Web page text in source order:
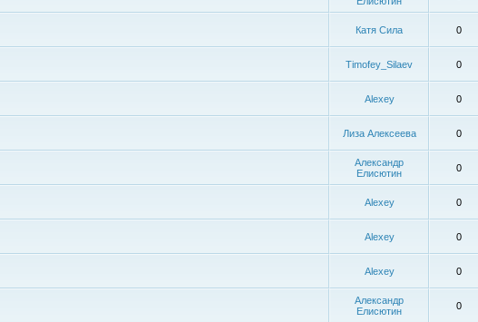
Катя Сила 0
Timofey_Silaev 0
Alexey 0
Лиза Алексеева 0
Александр
Елисютин
0
Alexey 0
Alexey 0
Alexey 0
Александр
Елисютин
0